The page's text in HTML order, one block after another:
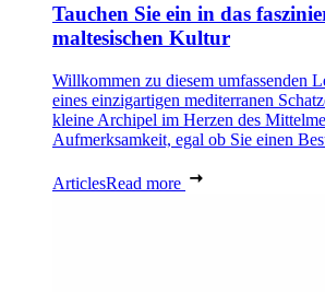
Tauchen Sie ein in das
maltesischen Kultur
Willkommen zu diesem umfassenden
eines einzigartigen mediterranen
kleine Archipel im Herzen des
Aufmerksamkeit, egal ob Sie einen
ArticlesRead more